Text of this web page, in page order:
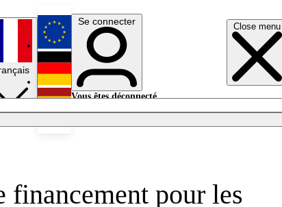
Close menu
English
Deutsch
Se connecter
Vous êtes déconnecté.
financement pour les